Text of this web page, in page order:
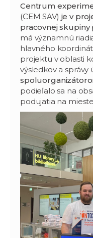
Centrum
(CEM SAV) je v
pracovnej
má významnú
hlavného
projektu v oblasti
výsledkov a správy
podieľalo sa na
podujatia na